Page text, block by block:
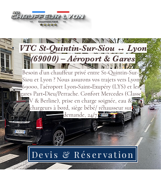
VTC St-Quintin-Sur-Siou ↔ Lyon
(69000) – Aéroport & Gares
Besoin d’un chauffeur privé entre St-Quintin-Sur-
Siou et Lyon ? Nous assurons vos trajets vers Lyon
69000, l’aéroport Lyon‑Saint‑Exupéry (LYS) et les
gares Part‑Dieu/Perrache. Confort Mercedes (Classe
V & Berline), prise en charge soignée, eau &
chargeurs à bord, siège bébé/ réhausseur sur
demande, 24/7.
Devis & Réservation